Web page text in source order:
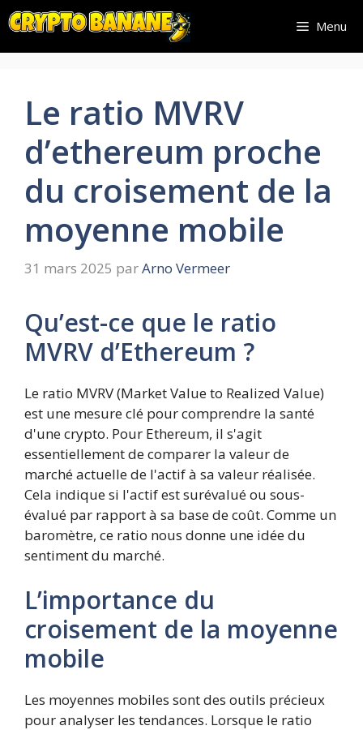
Aller
au
contenu
Menu
Le ratio MVRV
d’ethereum proche
du croisement de la
moyenne mobile
31 mars 2025 parArno Vermeer
Qu’est-ce que le ratio
MVRV d’Ethereum ?
Le ratio MVRV (Market Value to Realized Value)
est une mesure clé pour comprendre la santé
d'une crypto. Pour Ethereum, il s'agit
essentiellement de comparer la valeur de
marché actuelle de l'actif à sa valeur réalisée.
Cela indique si l'actif est surévalué ou sous-
évalué par rapport à sa base de coût. Comme un
baromètre, ce ratio nous donne une idée du
sentiment du marché.
L’importance du
croisement de la moyenne
mobile
Les moyennes mobiles sont des outils précieux
pour analyser les tendances. Lorsque le ratio